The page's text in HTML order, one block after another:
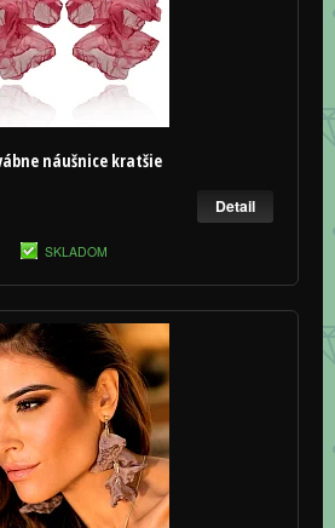
náušnice kratšie
Detail
SKLADOM